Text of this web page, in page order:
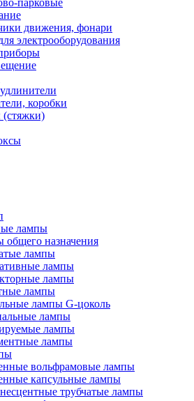
парковые
движения, фонари
электрооборудования
коробки
(стяжки)
лампы
общего назначения
лампы
лампы
лампы
лампы
лампы G-цоколь
лампы
лампы
лампы
вольфрамовые лампы
капсульные лампы
трубчатые лампы